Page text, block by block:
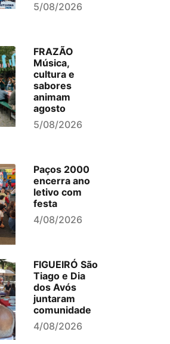
5/08/2026
FRAZÃO
Música,
cultura e
sabores
animam
agosto
5/08/2026
Paços 2000
encerra ano
letivo com
festa
4/08/2026
FIGUEIRÓ São
Tiago e Dia
dos Avós
juntaram
comunidade
4/08/2026